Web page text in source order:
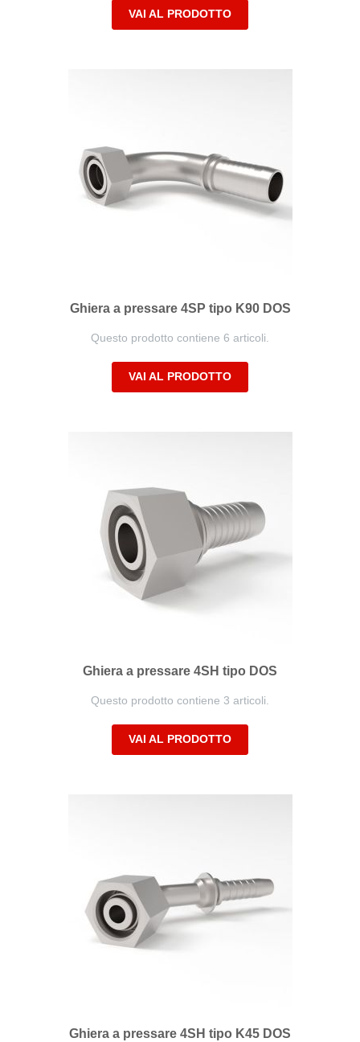
VAI AL PRODOTTO
Ghiera a pressare 4SP tipo K90 DOS
Questo prodotto contiene 6 articoli.
VAI AL PRODOTTO
Ghiera a pressare 4SH tipo DOS
Questo prodotto contiene 3 articoli.
VAI AL PRODOTTO
Ghiera a pressare 4SH tipo K45 DOS